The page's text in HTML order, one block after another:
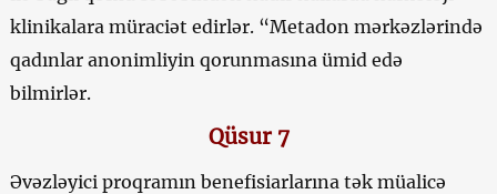
klinikalara müraciət edirlər. “Metadon mərkəzlərində
qadınlar anonimliyin qorunmasına ümid edə
bilmirlər.
Qüsur 7
Əvəzləyici proqramın benefisiarlarına tək müalicə